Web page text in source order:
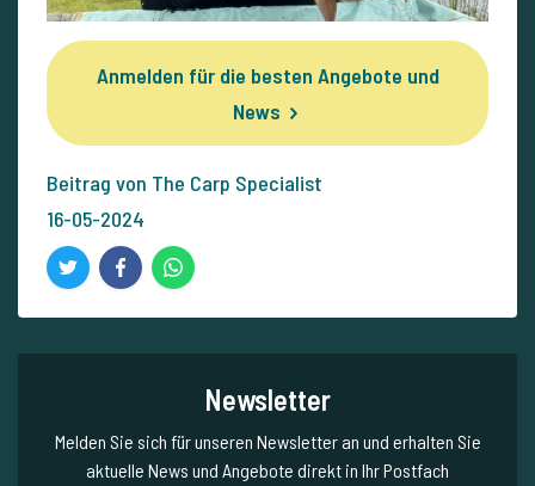
Anmelden für die besten Angebote und
News
Beitrag von The Carp Specialist
16-05-2024
Newsletter
Melden Sie sich für unseren Newsletter an und erhalten Sie
aktuelle News und Angebote direkt in Ihr Postfach